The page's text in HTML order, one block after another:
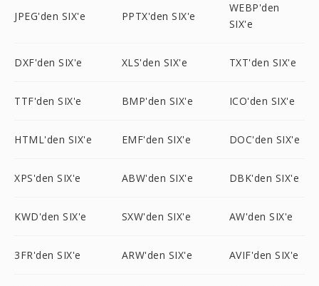
JPEG'den SIX'e PPTX'den SIX'e
WEBP'den
SIX'e
DXF'den SIX'e XLS'den SIX'e TXT'den SIX'e
TTF'den SIX'e BMP'den SIX'e ICO'den SIX'e
HTML'den SIX'e EMF'den SIX'e DOC'den SIX'e
XPS'den SIX'e ABW'den SIX'e DBK'den SIX'e
KWD'den SIX'e SXW'den SIX'e AW'den SIX'e
3FR'den SIX'e ARW'den SIX'e AVIF'den SIX'e